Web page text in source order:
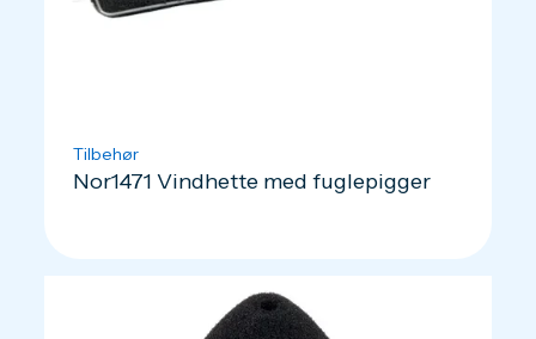
Tilbehør
Nor1471 Vindhette med fuglepigger